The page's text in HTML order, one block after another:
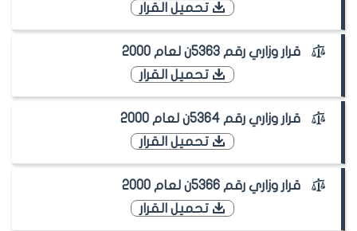
تحميل القرار
قرار وزاري رقم 5363ن لعام 2000
تحميل القرار
قرار وزاري رقم 5364ن لعام 2000
تحميل القرار
قرار وزاري رقم 5366ن لعام 2000
تحميل القرار